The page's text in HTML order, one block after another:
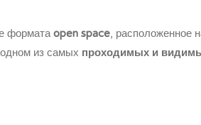
форматаopen space, расположенное
из самых проходимых и